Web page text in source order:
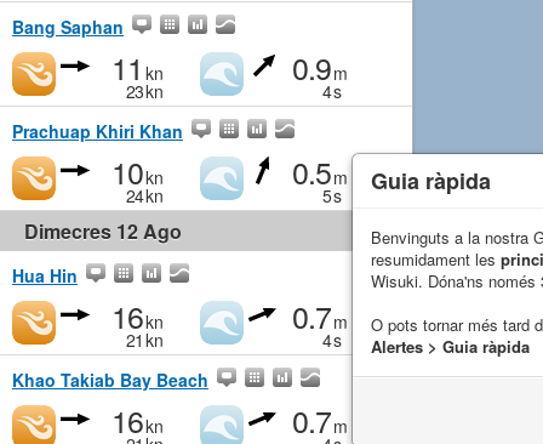
Bang Saphan
11 kn
23kn
0.9m
4s
Prachuap Khiri Khan
10kn
24kn
0.5m
5s
Dimecres 12 Ago
Hua Hin
16kn
21 kn
0.7m
4s
Khao Takiab Bay Beach
16kn 0.7m
Guia ràpida
Benvinguts a la nostra
resumidament les
Wisuki. Dóna'ns només
O pots tornar més tard
Alertes > Guia ràpida